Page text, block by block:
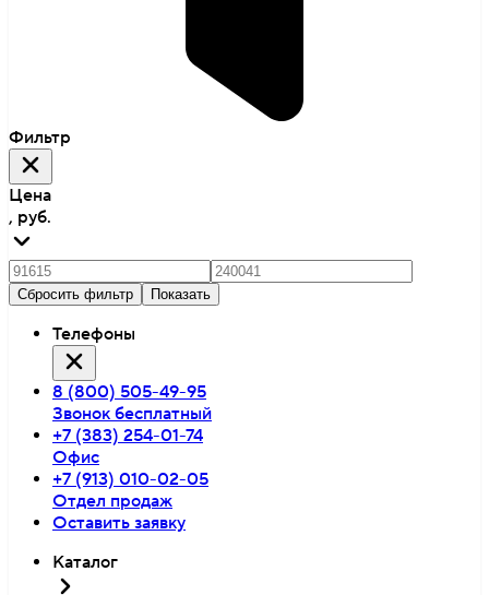
Фильтр
Цена
, руб.
Сбросить фильтр Показать
Телефоны
8 (800) 505-49-95
Звонок бесплатный
+7 (383) 254-01-74
Офис
+7 (913) 010-02-05
Отдел продаж
Оставить заявку
Каталог